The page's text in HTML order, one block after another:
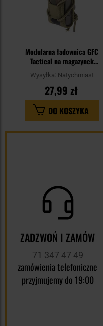
Modularna ładownica GFC
Tactical na magazynek
pistoletowy TC+ - wz.93 Pantera
PL Woodland
Wysyłka: Natychmiast
27,99 zł
DO KOSZYKA
ZADZWOŃ I ZAMÓW
71 347 47 49
zamówienia telefoniczne
przyjmujemy do 19:00